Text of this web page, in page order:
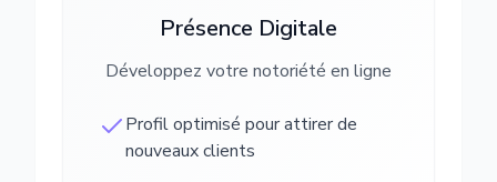
Présence Digitale
Développez votre notoriété en ligne
Profil optimisé pour attirer de
nouveaux clients